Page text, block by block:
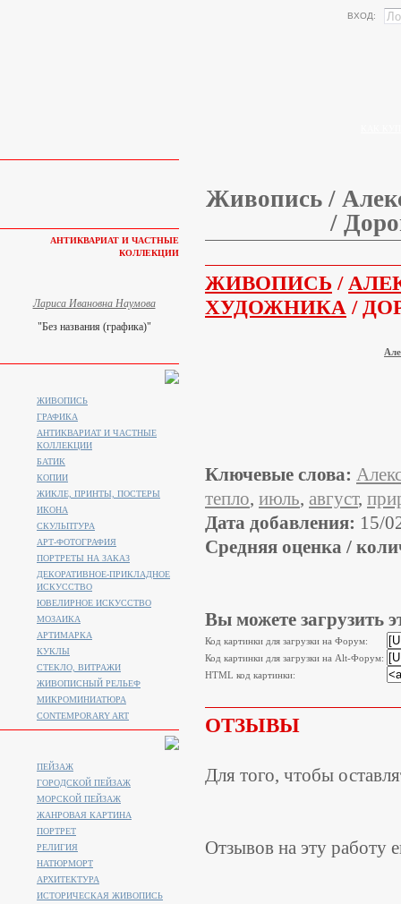
ВХОД:
Живопись /
/
ЖИВОПИСЬ /
ХУДОЖНИКА /
Ключевые слова:
тепло, июль, август,
Дата добавления: 15/
Средняя оценка /
Вы можете загрузить
Код картинки для загрузки на Форум:
Код картинки для загрузки на Alt-Форум:
HTML код картинки:
ОТЗЫВЫ
Для того, чтобы
Отзывов на эту работу
АНТИКВАРИАТ И ЧАСТНЫЕ
КОЛЛЕКЦИИ
Лариса Ивановна Наумова
"Без названия (графика)"
ЖИВОПИСЬ
ГРАФИКА
АНТИКВАРИАТ И ЧАСТНЫЕ
КОЛЛЕКЦИИ
БАТИК
КОПИИ
ЖИКЛЕ, ПРИНТЫ, ПОСТЕРЫ
ИКОНА
СКУЛЬПТУРА
АРТ-ФОТОГРАФИЯ
ПОРТРЕТЫ НА ЗАКАЗ
ДЕКОРАТИВНОЕ-ПРИКЛАДНОЕ
ИСКУССТВО
ЮВЕЛИРНОЕ ИСКУССТВО
МОЗАИКА
АРТИМАРКА
КУКЛЫ
СТЕКЛО, ВИТРАЖИ
ЖИВОПИСНЫЙ РЕЛЬЕФ
МИКРОМИНИАТЮРА
CONTEMPORARY ART
ПЕЙЗАЖ
ГОРОДСКОЙ ПЕЙЗАЖ
МОРСКОЙ ПЕЙЗАЖ
ЖАНРОВАЯ КАРТИНА
ПОРТРЕТ
РЕЛИГИЯ
НАТЮРМОРТ
АРХИТЕКТУРА
ИСТОРИЧЕСКАЯ ЖИВОПИСЬ